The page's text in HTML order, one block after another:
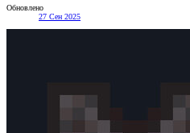
Обновлено
27 Сен 2025